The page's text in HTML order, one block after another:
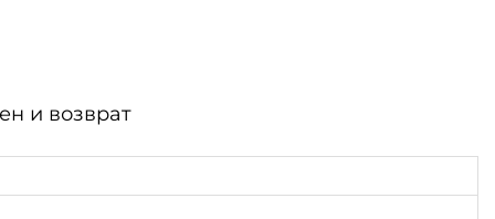
и возврат